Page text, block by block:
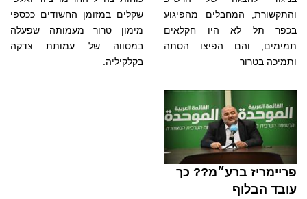
והתקשורת, המחבלים מהפיגוע
בכפר תל לא היו חקלאים
תמימים, והם הפיצו הסתה
ותמיכה בטרור
שקלים במזומן החשודים ככספי
מימון טרור מעמותה שפעלה
במסווה של עמותת צדקה
בקלקיליה.
פריימריז ברע״מ?? כך
עובד הבלוף